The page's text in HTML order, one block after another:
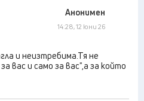
Анонимен
14:28, 12 юни 26
и неизтребима.Тя не
вас и само за вас",а за който